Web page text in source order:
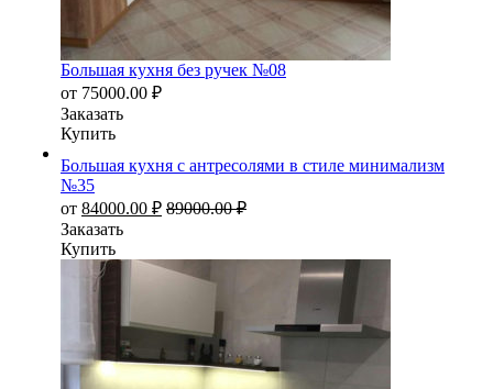
Большая кухня без ручек №08
от 75000.00 ₽
Заказать
Купить
Большая кухня с антресолями в стиле минимализм
№35
от 84000.00 ₽ 89000.00₽
Заказать
Купить